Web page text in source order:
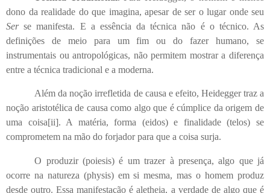
dono da realidade do que imagina, apesar de ser o lugar onde seu
Serse manifesta. E a essência da técnica não é o técnico. As
definições de meio para um fim ou do fazer humano, se
instrumentais ou antropológicas, não permitem mostrar a diferença
entre a técnica tradicional e a moderna.
Além da noção irrefletida de causa e efeito, Heidegger traz a
noção aristotélica de causa como algo que é cúmplice da origem de
uma coisa[ii]. A matéria, forma (eidos) e finalidade (telos) se
comprometem na mão do forjador para que a coisa surja.
O produzir (poiesis) é um trazer à presença, algo que já
ocorre na natureza (physis) em si mesma, mas o homem produz
desde outro. Essa manifestação é aletheia, a verdade de algo que é